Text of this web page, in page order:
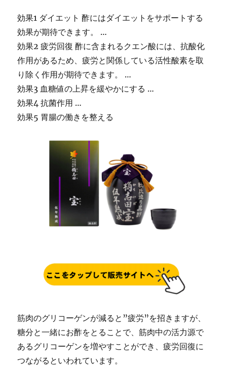
効果1 ダイエット 酢にはダイエットをサポートする
効果が期待できます。 …
効果2 疲労回復 酢に含まれるクエン酸には、抗酸化
作用があるため、疲労と関係している活性酸素を取
り除く作用が期待できます。 …
効果3 血糖値の上昇を緩やかにする …
効果4 抗菌作用 …
効果5 胃腸の働きを整える
筋肉のグリコーゲンが減ると”疲労”を招きますが、
糖分と一緒にお酢をとることで、筋肉中の活力源で
あるグリコーゲンを増やすことができ、疲労回復に
つながるといわれています。